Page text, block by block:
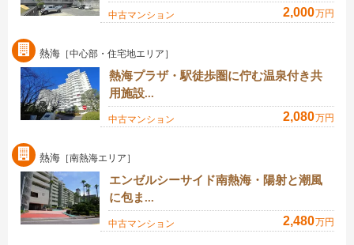
中古マンション 2,000万円
熱海 ［中心部・住宅地エリア］
熱海プラザ・駅徒歩圏に佇む温泉付き共
用施設...
中古マンション 2,080万円
熱海 ［南熱海エリア］
エンゼルシーサイド南熱海・陽射と潮風
に包ま...
中古マンション 2,480万円